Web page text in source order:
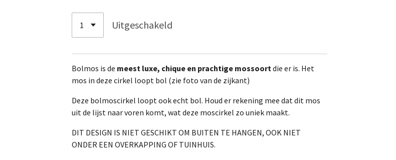
Uitgeschakeld
Bolmos is de meest luxe, chique en prachtige mossoort die er is. Het
mos in deze cirkel loopt bol (zie foto van de zijkant)
Deze bolmoscirkel loopt ook echt bol. Houd er rekening mee dat dit mos
uit de lijst naar voren komt, wat deze moscirkel zo uniek maakt.
DIT DESIGN IS NIET GESCHIKT OM BUITEN TE HANGEN, OOK NIET
ONDER EEN OVERKAPPING OF TUINHUIS.